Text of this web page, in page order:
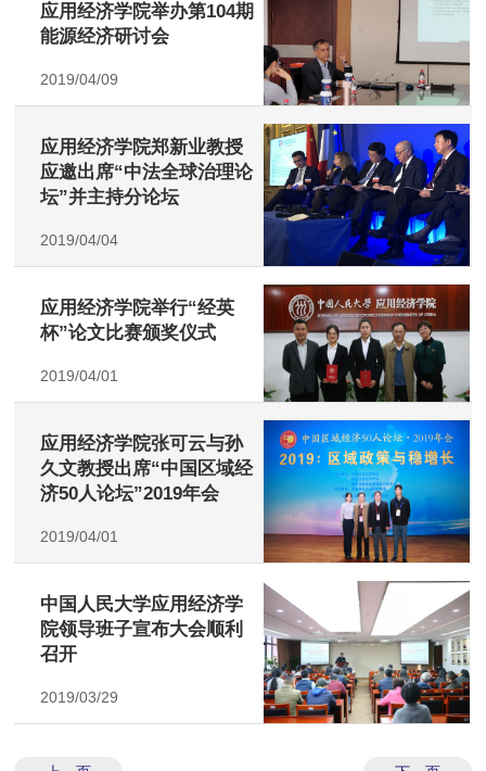
应用经济学院举办第104期
能源经济研讨会
2019/04/09
应用经济学院郑新业教授
应邀出席“中法全球治理论
坛”并主持分论坛
2019/04/04
应用经济学院举行“经英
杯”论文比赛颁奖仪式
2019/04/01
应用经济学院张可云与孙
久文教授出席“中国区域经
济50人论坛”2019年会
2019/04/01
中国人民大学应用经济学
院领导班子宣布大会顺利
召开
2019/03/29